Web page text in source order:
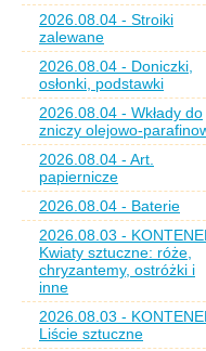
2026.08.04 - Stroiki
zalewane
2026.08.04 - Doniczki,
osłonki, podstawki
2026.08.04 - Wkłady do
zniczy olejowo-
2026.08.04 - Art.
papiernicze
2026.08.04 - Baterie
2026.08.03 -
Kwiaty sztuczne: róże,
chryzantemy, ostróżki i
inne
2026.08.03 -
Liście sztuczne